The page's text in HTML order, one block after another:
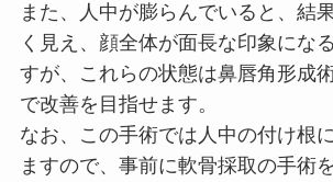
また、人中が膨らんでいると、結
く見え、顔全体が面長な印象にな
すが、これらの状態は鼻唇角形成
で改善を目指せます。
なお、この手術では人中の付け根
ますので、事前に軟骨採取の手術